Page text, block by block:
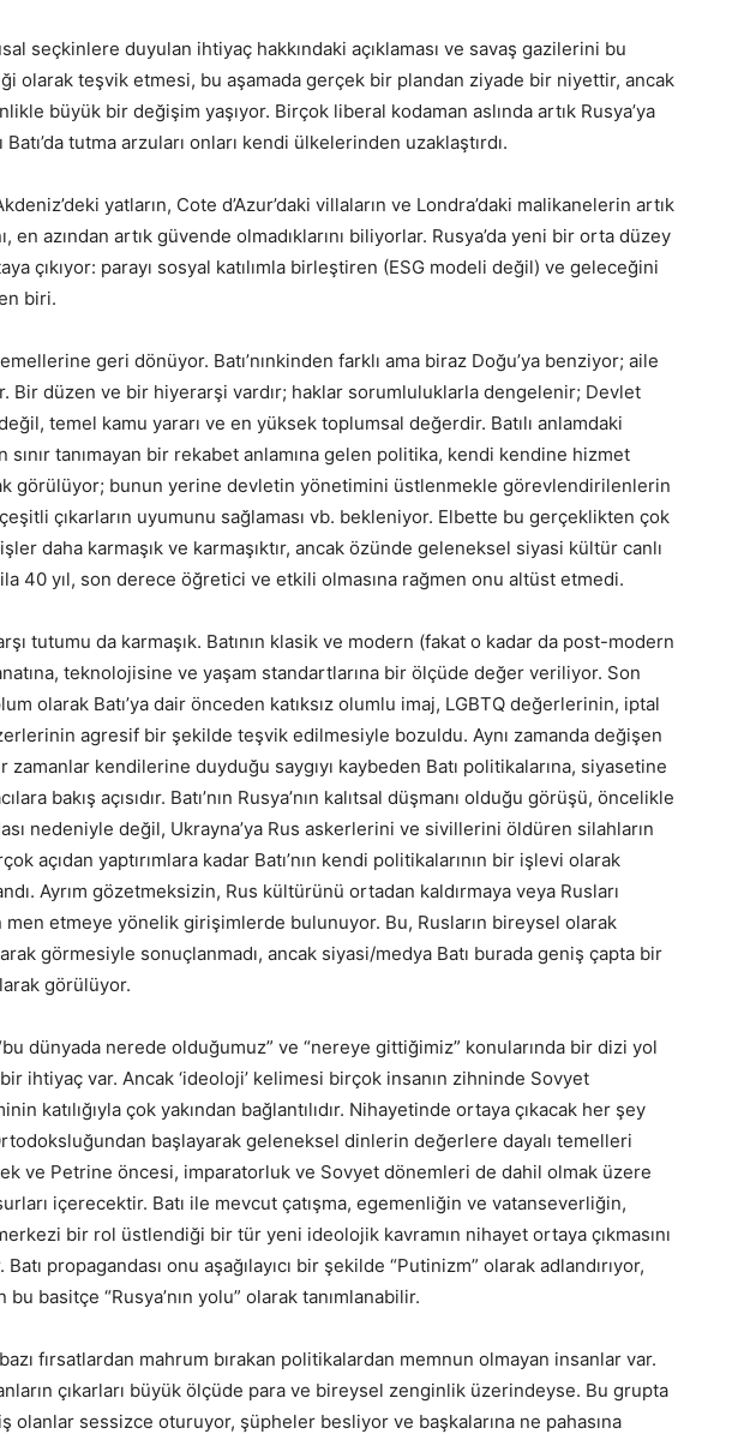
seçkinlere duyulan ihtiyaç hakkındaki açıklaması ve savaş gazilerini bu
olarak teşvik etmesi, bu aşamada gerçek bir plandan ziyade bir niyettir, ancak
büyük bir değişim yaşıyor. Birçok liberal kodaman aslında artık Rusya’ya
Batı’da tutma arzuları onları kendi ülkelerinden uzaklaştırdı.
yatların, Cote d’Azur’daki villaların ve Londra’daki malikanelerin artık
en azından artık güvende olmadıklarını biliyorlar. Rusya’da yeni bir orta düzey
çıkıyor: parayı sosyal katılımla birleştiren (ESG modeli değil) ve geleceğini
biri.
geri dönüyor. Batı’nınkinden farklı ama biraz Doğu’ya benziyor; aile
Bir düzen ve bir hiyerarşi vardır; haklar sorumluluklarla dengelenir; Devlet
temel kamu yararı ve en yüksek toplumsal değerdir. Batılı anlamdaki
sınır tanımayan bir rekabet anlamına gelen politika, kendi kendine hizmet
görülüyor; bunun yerine devletin yönetimini üstlenmekle görevlendirilenlerin
çıkarların uyumunu sağlaması vb. bekleniyor. Elbette bu gerçeklikten çok
daha karmaşık ve karmaşıktır, ancak özünde geleneksel siyasi kültür canlı
40 yıl, son derece öğretici ve etkili olmasına rağmen onu altüst etmedi.
tutumu da karmaşık. Batının klasik ve modern (fakat o kadar da post-modern
teknolojisine ve yaşam standartlarına bir ölçüde değer veriliyor. Son
olarak Batı’ya dair önceden katıksız olumlu imaj, LGBTQ değerlerinin, iptal
agresif bir şekilde teşvik edilmesiyle bozuldu. Aynı zamanda değişen
zamanlar kendilerine duyduğu saygıyı kaybeden Batı politikalarına, siyasetine
bakış açısıdır. Batı’nın Rusya’nın kalıtsal düşmanı olduğu görüşü, öncelikle
nedeniyle değil, Ukrayna’ya Rus askerlerini ve sivillerini öldüren silahların
açıdan yaptırımlara kadar Batı’nın kendi politikalarının bir işlevi olarak
Ayrım gözetmeksizin, Rus kültürünü ortadan kaldırmaya veya Rusları
men etmeye yönelik girişimlerde bulunuyor. Bu, Rusların bireysel olarak
görmesiyle sonuçlanmadı, ancak siyasi/medya Batı burada geniş çapta bir
görülüyor.
dünyada nerede olduğumuz” ve “nereye gittiğimiz” konularında bir dizi yol
ihtiyaç var. Ancak ‘ideoloji’ kelimesi birçok insanın zihninde Sovyet
katılığıyla çok yakından bağlantılıdır. Nihayetinde ortaya çıkacak her şey
başlayarak geleneksel dinlerin değerlere dayalı temelleri
ve Petrine öncesi, imparatorluk ve Sovyet dönemleri de dahil olmak üzere
içerecektir. Batı ile mevcut çatışma, egemenliğin ve vatanseverliğin,
bir rol üstlendiği bir tür yeni ideolojik kavramın nihayet ortaya çıkmasını
Batı propagandası onu aşağılayıcı bir şekilde “Putinizm” olarak adlandırıyor,
basitçe “Rusya’nın yolu” olarak tanımlanabilir.
fırsatlardan mahrum bırakan politikalardan memnun olmayan insanlar var.
çıkarları büyük ölçüde para ve bireysel zenginlik üzerindeyse. Bu grupta
olanlar sessizce oturuyor, şüpheler besliyor ve başkalarına ne pahasına